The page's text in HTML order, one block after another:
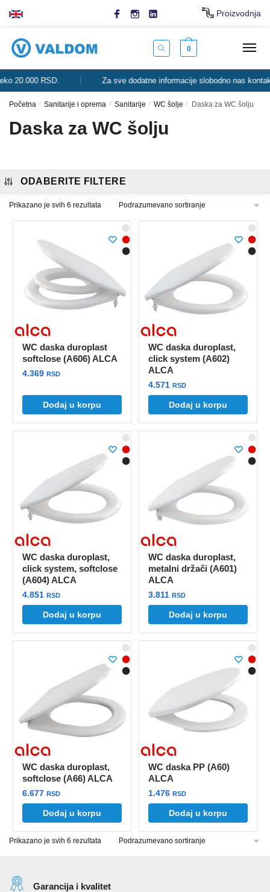
Proizvodnja
0
RSD. Za sve dodatne informacije slobodno nas
Početna / Sanitarije i oprema / Sanitarije / WC šolje / Daska za WC šolju
Daska za WC šolju
ODABERITE FILTERE
Prikazano je svih 6 rezultata
WC daska duroplast
softclose (A606) ALCA
4.369RSD
Dodaj u korpu
WC daska duroplast,
click system (A602)
ALCA
4.571RSD
Dodaj u korpu
WC daska duroplast,
click system, softclose
(A604) ALCA
4.851RSD
Dodaj u korpu
WC daska duroplast,
metalni držači (A601)
ALCA
3.811RSD
Dodaj u korpu
WC daska duroplast,
softclose (A66) ALCA
6.677RSD
Dodaj u korpu
WC daska PP (A60)
ALCA
1.476RSD
Dodaj u korpu
Prikazano je svih 6 rezultata
Garancija i kvalitet